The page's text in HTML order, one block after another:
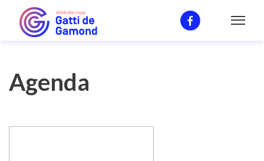
Agenda
Agenda